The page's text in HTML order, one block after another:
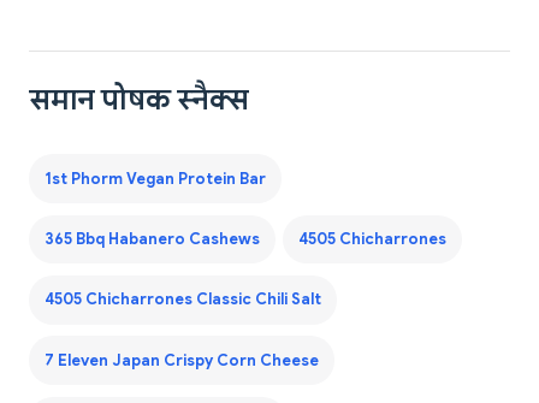
समान पोषक स्नैक्स
1st Phorm Vegan Protein Bar
365 Bbq Habanero Cashews 4505 Chicharrones
4505 Chicharrones Classic Chili Salt
7 Eleven Japan Crispy Corn Cheese